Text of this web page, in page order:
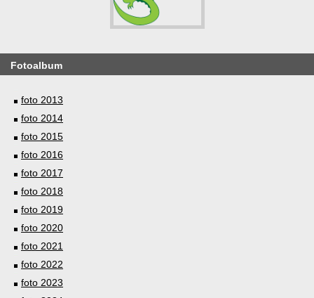
Fotoalbum
foto 2013
foto 2014
foto 2015
foto 2016
foto 2017
foto 2018
foto 2019
foto 2020
foto 2021
foto 2022
foto 2023